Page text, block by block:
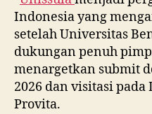
Indonesia yang
setelah Universitas
dukungan penuh
menargetkan submit
2026 dan visitasi pada
Provita.